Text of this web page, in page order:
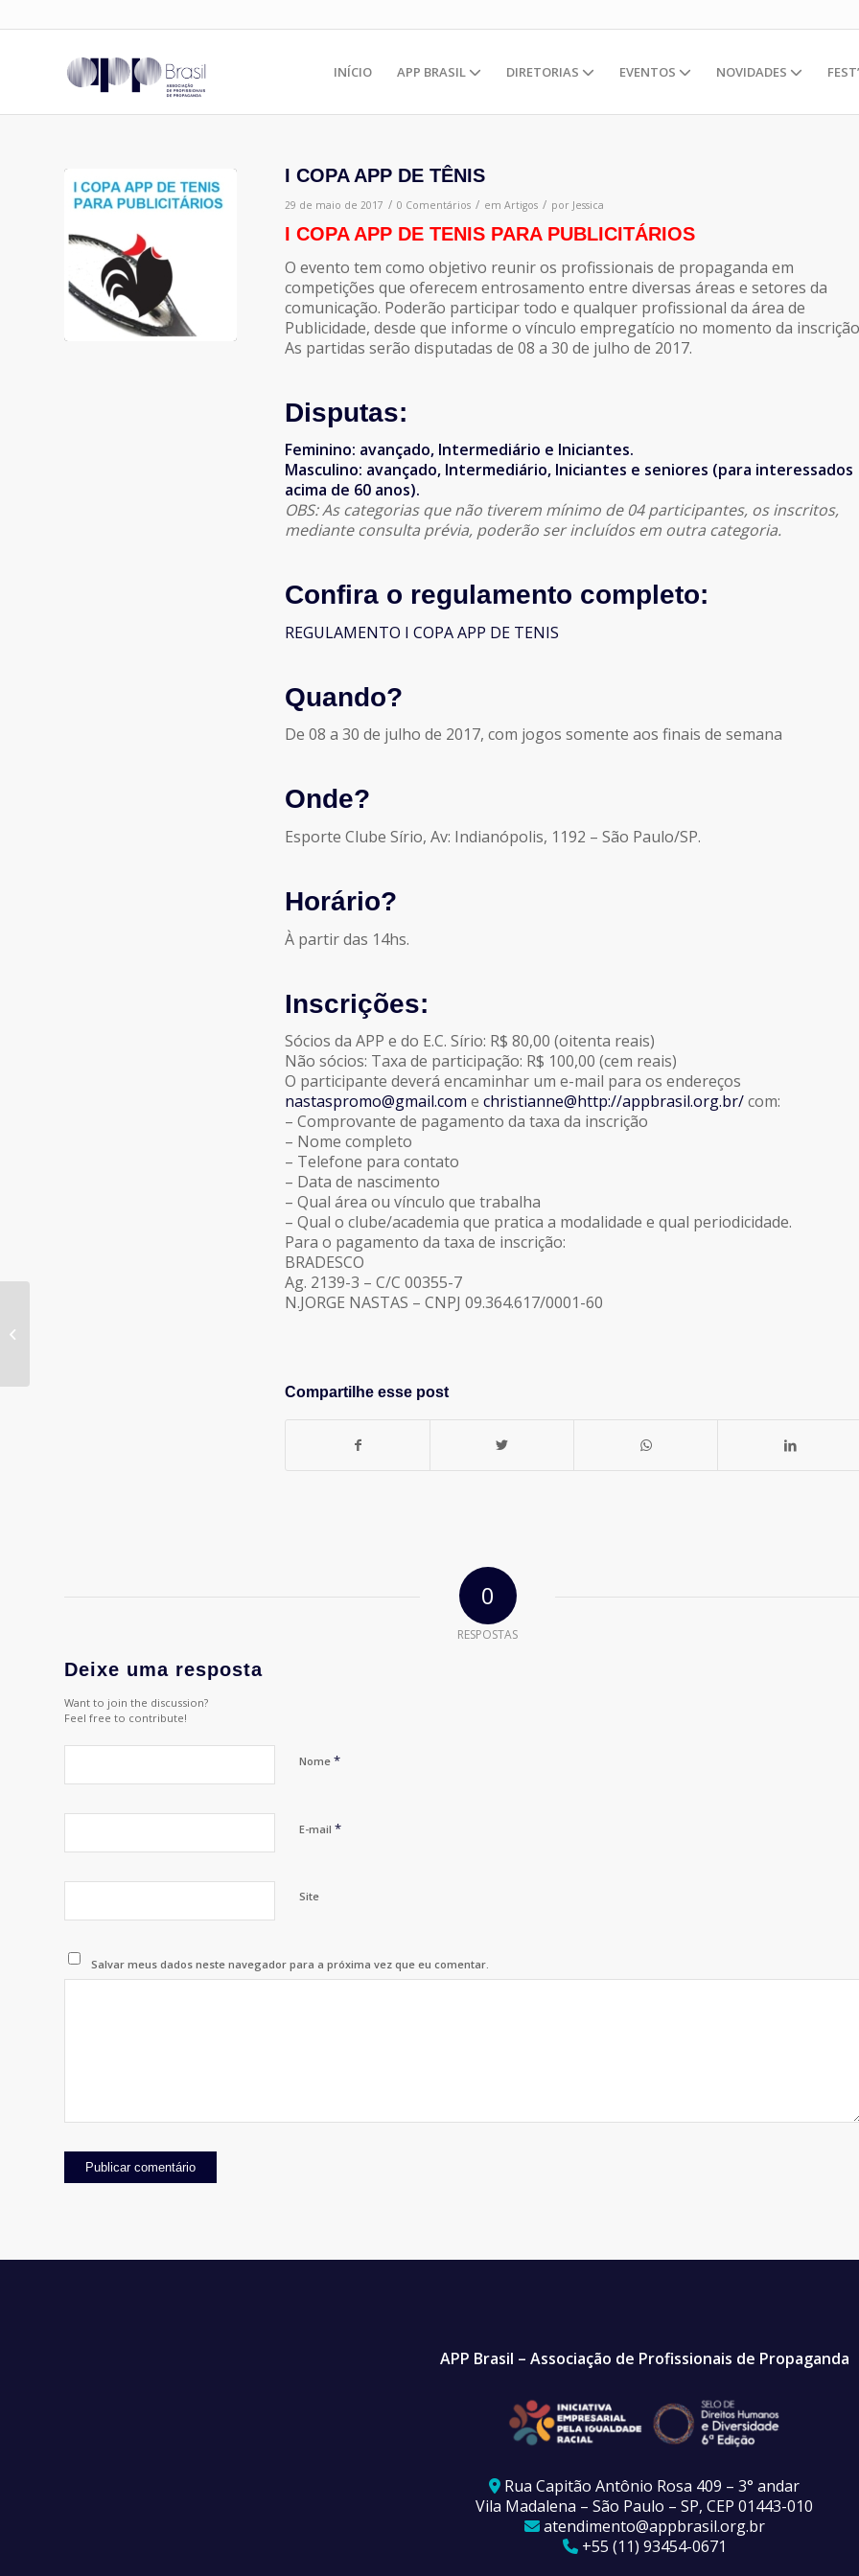
INÍCIO APP BRASIL DIRETORIAS EVENTOS NOVIDADES
I COPA APP DE TÊNIS
29 de maio de 2017 / 0 Comentários / em Artigos / por Jessica
I COPA APP DE TENIS PARA PUBLICITÁRIOS
O evento tem como objetivo reunir os profissionais de propaganda em
competições que oferecem entrosamento entre diversas áreas e setores da
comunicação. Poderão participar todo e qualquer profissional da área de
Publicidade, desde que informe o vínculo empregatício no momento da
As partidas serão disputadas de 08 a 30 de julho de 2017.
Disputas:
Feminino: avançado, Intermediário e Iniciantes.
Masculino: avançado, Intermediário, Iniciantes e seniores (para interessados
acima de 60 anos).
OBS: As categorias que não tiverem mínimo de 04 participantes, os inscritos,
mediante consulta prévia, poderão ser incluídos em outra categoria.
Confira o regulamento completo:
REGULAMENTO I COPA APP DE TENIS
Quando?
De 08 a 30 de julho de 2017, com jogos somente aos finais de semana
Onde?
Esporte Clube Sírio, Av: Indianópolis, 1192 – São Paulo/SP.
Horário?
À partir das 14hs.
Inscrições:
Sócios da APP e do E.C. Sírio: R$ 80,00 (oitenta reais)
Não sócios: Taxa de participação: R$ 100,00 (cem reais)
O participante deverá encaminhar um e-mail para os endereços
nastaspromo@gmail.com e christianne@http://appbrasil.org.br/com:
– Comprovante de pagamento da taxa da inscrição
– Nome completo
– Telefone para contato
– Data de nascimento
– Qual área ou vínculo que trabalha
– Qual o clube/academia que pratica a modalidade e qual periodicidade.
Para o pagamento da taxa de inscrição:
BRADESCO
Ag. 2139-3 – C/C 00355-7
N.JORGE NASTAS – CNPJ 09.364.617/0001-60
Compartilhe esse post
0
RESPOSTAS
Deixe uma resposta
Want to join the discussion?
Feel free to contribute!
Nome *
E-mail *
Site
Salvar meus dados neste navegador para a próxima vez que eu comentar.
APP Brasil – Associação de Profissionais de Propaganda
Rua Capitão Antônio Rosa 409 – 3° andar
Vila Madalena – São Paulo – SP, CEP 01443-010
atendimento@appbrasil.org.br
+55 (11) 93454-0671